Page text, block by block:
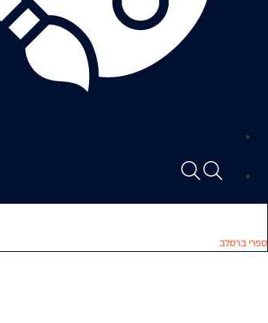
ספרי ברסלב